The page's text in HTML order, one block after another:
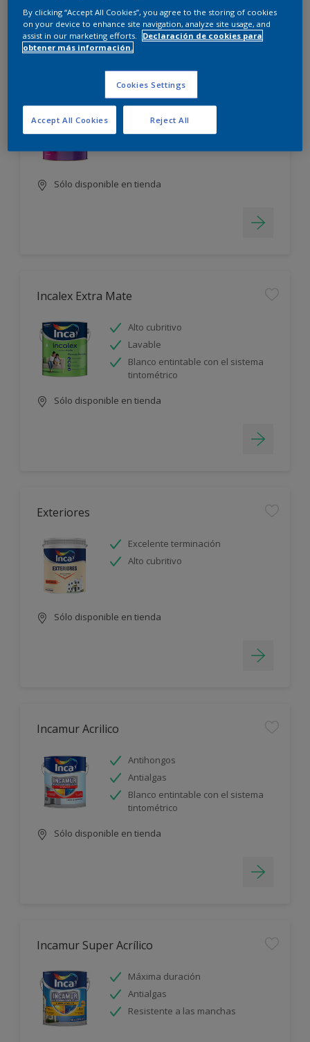
Incalex Toque Sublime Design Mate
Excelente terminación
Alto cubritivo
Sólo disponible en tienda
Incalex Extra Mate
Alto cubritivo
Lavable
Blanco entintable con el sistema
tintométrico
Sólo disponible en tienda
Exteriores
Excelente terminación
Alto cubritivo
Sólo disponible en tienda
Incamur Acrilico
Antihongos
Antialgas
Blanco entintable con el sistema
tintométrico
Sólo disponible en tienda
Incamur Super Acrílico
Máxima duración
Antialgas
Resistente a las manchas
By clicking “Accept All Cookies”, you agree to the storing of cookies
on your device to enhance site navigation, analyze site usage, and
assist in our marketing efforts.
Declaración de cookies para
obtener más información.
Cookies Settings
Reject All
Accept All Cookies